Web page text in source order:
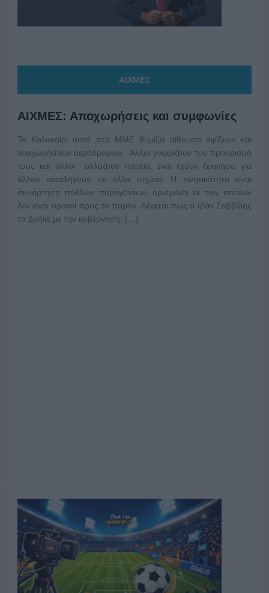
ΑΙΧΜΕΣ
ΑΙΧΜΕΣ: Αποχωρήσεις και συμφωνίες
Το Καλοκαίρι αυτό στα ΜΜΕ θυμίζει αίθουσα αφίξεων και
αναχωρήσεων αεροδρομίου. Άλλοι γνωρίζουν τον προορισμό
τους και άλλοι αλλάζουν πορεία, ενώ έχουν ξεκινήσει για
άλλου καταλήγουν σε άλλο σημείο. Η κινητικότητα είναι
συνάρτηση πολλών παραγόντων, ορισμένοι εκ των οποίων
δεν είναι ορατοί προς το παρόν. Λέγεται πως ο Ιβάν Σαββίδης
τα βρήκε με την κυβέρνηση, […]